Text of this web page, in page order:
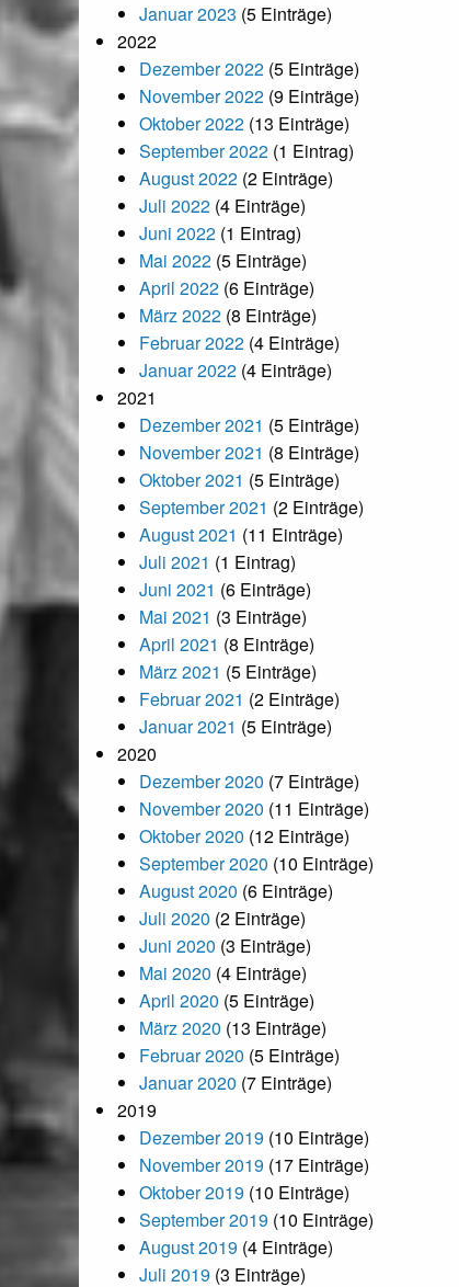
Januar 2023 (5 Einträge)
2022
Dezember 2022 (5 Einträge)
November 2022 (9 Einträge)
Oktober 2022 (13 Einträge)
September 2022 (1 Eintrag)
August 2022 (2 Einträge)
Juli 2022 (4 Einträge)
Juni 2022 (1 Eintrag)
Mai 2022 (5 Einträge)
April 2022 (6 Einträge)
März 2022 (8 Einträge)
Februar 2022 (4 Einträge)
Januar 2022 (4 Einträge)
2021
Dezember 2021 (5 Einträge)
November 2021 (8 Einträge)
Oktober 2021 (5 Einträge)
September 2021 (2 Einträge)
August 2021 (11 Einträge)
Juli 2021 (1 Eintrag)
Juni 2021 (6 Einträge)
Mai 2021 (3 Einträge)
April 2021 (8 Einträge)
März 2021 (5 Einträge)
Februar 2021 (2 Einträge)
Januar 2021 (5 Einträge)
2020
Dezember 2020 (7 Einträge)
November 2020 (11 Einträge)
Oktober 2020 (12 Einträge)
September 2020 (10 Einträge)
August 2020 (6 Einträge)
Juli 2020 (2 Einträge)
Juni 2020 (3 Einträge)
Mai 2020 (4 Einträge)
April 2020 (5 Einträge)
März 2020 (13 Einträge)
Februar 2020 (5 Einträge)
Januar 2020 (7 Einträge)
2019
Dezember 2019 (10 Einträge)
November 2019 (17 Einträge)
Oktober 2019 (10 Einträge)
September 2019 (10 Einträge)
August 2019 (4 Einträge)
Juli 2019 (3 Einträge)